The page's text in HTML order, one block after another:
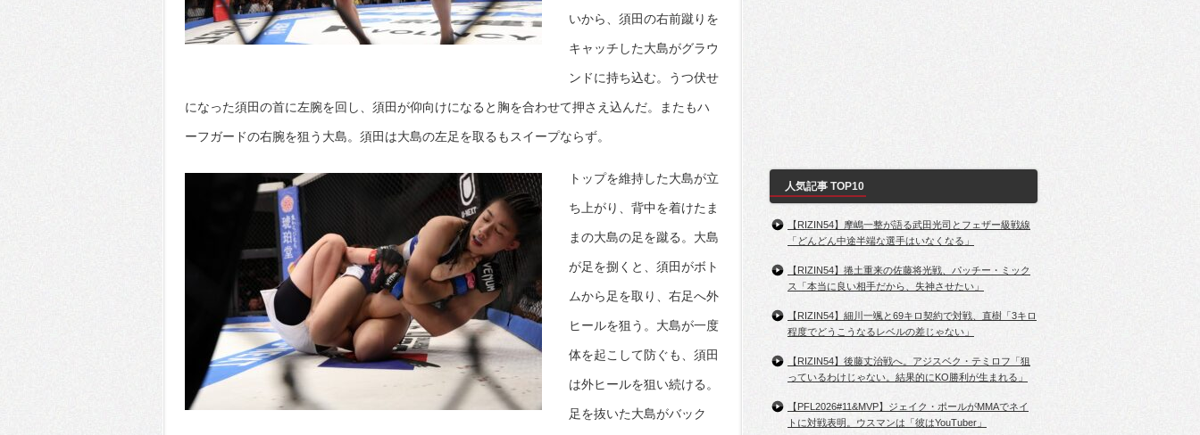
いから、須田の右前蹴りを
キャッチした大島がグラウ
ンドに持ち込む。うつ伏せ
になった須田の首に左腕を回し、須田が仰向けになると胸を合わせて押さえ込んだ。またもハ
ーフガードの右腕を狙う大島。須田は大島の左足を取るもスイープならず。
トップを維持した大島が立
ち上がり、背中を着けたま
まの大島の足を蹴る。大島
が足を捌くと、須田がボト
ムから足を取り、右足へ外
ヒールを狙う。大島が一度
体を起こして防ぐも、須田
は外ヒールを狙い続ける。
足を抜いた大島がバック
人気記事 TOP10
【RIZIN54】摩嶋一整が語る武田光司とフェザー級戦線
「どんどん中途半端な選手はいなくなる」
【RIZIN54】捲土重来の佐藤将光戦、パッチー・ミック
ス「本当に良い相手だから、失神させたい」
【RIZIN54】細川一颯と69キロ契約で対戦、直樹「3キロ
程度でどうこうなるレベルの差じゃない」
【RIZIN54】後藤丈治戦へ。アジスベク・テミロフ「狙
っているわけじゃない。結果的にKO勝利が生まれる」
【PFL2026#11&MVP】ジェイク・ポールがMMAでネイ
トに対戦表明。ウスマンは「彼はYouTuber」